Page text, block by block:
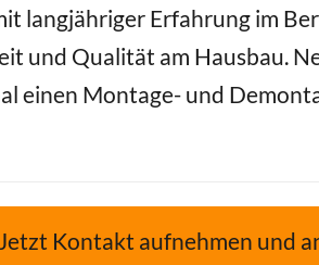
langjähriger Erfahrung im
und Qualität am Hausbau.
einen Montage- und
Jetzt Kontakt aufnehmen und